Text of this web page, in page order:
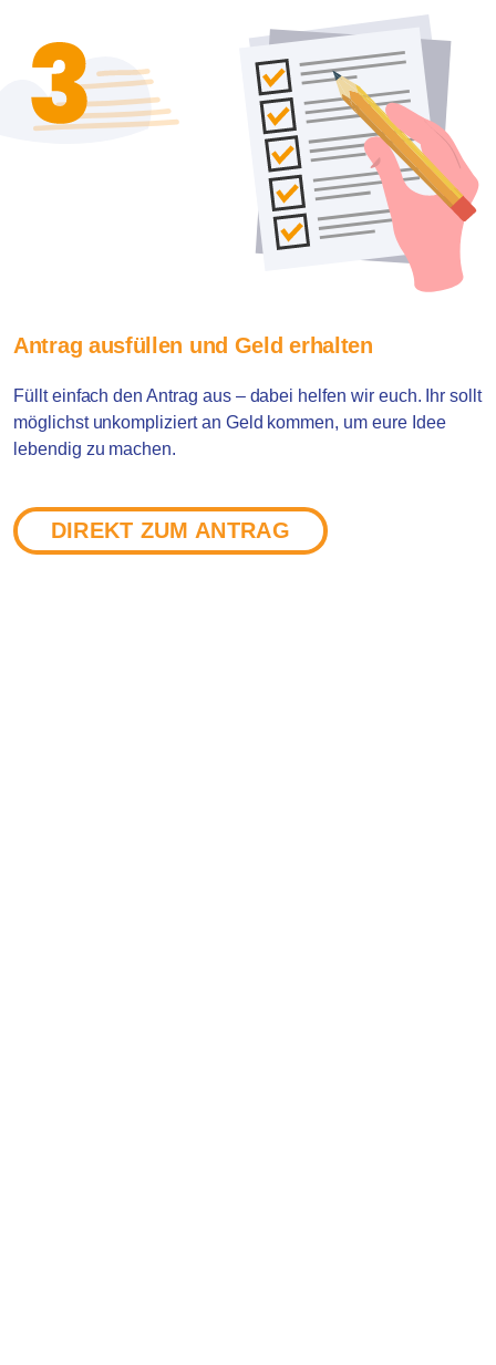
Antrag ausfüllen und Geld erhalten
Füllt einfach den Antrag aus – dabei helfen wir euch. Ihr sollt
möglichst unkompliziert an Geld kommen, um eure Idee
lebendig zu machen.
DIREKT ZUM ANTRAG